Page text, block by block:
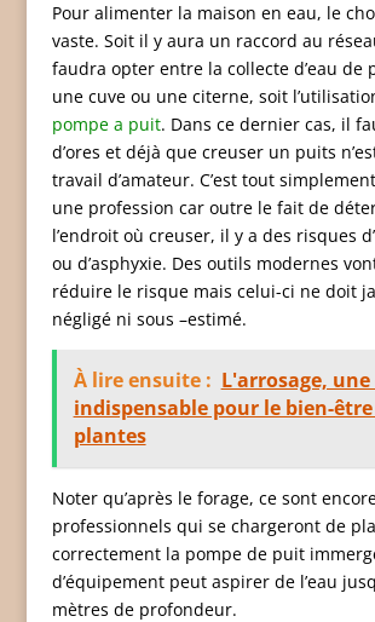
Pour alimenter la maison en eau, le
vaste. Soit il y aura un raccord au
faudra opter entre la collecte d’eau de
une cuve ou une citerne, soit
pompe a puit. Dans ce dernier cas, il
d’ores et déjà que creuser un puits
travail d’amateur. C’est tout
une profession car outre le fait de
l’endroit où creuser, il y a des risques
ou d’asphyxie. Des outils modernes
réduire le risque mais celui-ci ne doit
négligé ni sous –estimé.
À lire ensuite : L'arrosage,
indispensable pour le bien-être
plantes
Noter qu’après le forage, ce sont
professionnels qui se chargeront de
correctement la pompe de puit
d’équipement peut aspirer de l’eau
mètres de profondeur.